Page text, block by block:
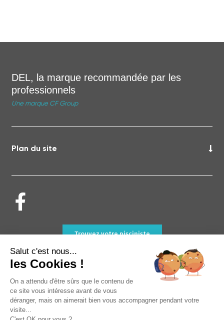
DEL, la marque recommandée par les
professionnels
Une marque CF Group
Plan du site
Trouvez votre pisciniste
Salut c'est nous...
les Cookies !
On a attendu d'être sûrs que le contenu de
ce site vous intéresse avant de vous
déranger, mais on aimerait bien vous accompagner pendant votre
visite...